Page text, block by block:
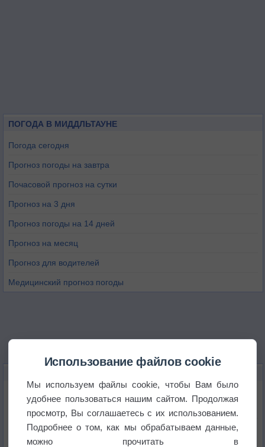
ПОГОДА В МИДДЛЬТАУНЕ
Погода сегодня
Прогноз погоды на завтра
Почасовой прогноз на сутки
Прогноз на 3 дня
Прогноз погоды на 14 дней
Прогноз на месяц
Прогноз для водителей
Медицинский прогноз погоды
Космическая погода влияет на транспорт
Приложение построит маршрут через тень
Использование файлов cookie
Мы используем файлы cookie, чтобы Вам было
удобнее пользоваться нашим сайтом. Продолжая
просмотр, Вы соглашаетесь с их использованием.
Подробнее о том, как мы обрабатываем данные,
можно прочитать в